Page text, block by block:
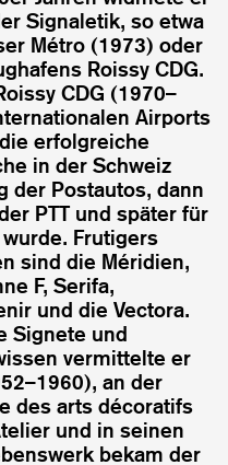
Signaletik, so etwa
Métro (1973) oder
Roissy CDG.
CDG (1970–
Airports
erfolgreiche
in der Schweiz
der Postautos, dann
PTT und später für
Frutigers
sind die Méridien,
F, Serifa,
und die Vectora.
Signete und
vermittelte er
an der
des arts décoratifs
und in seinen
bekam der